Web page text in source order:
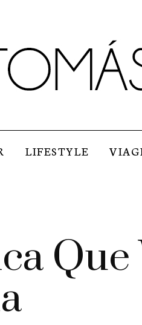
LIFESTYLE
Que